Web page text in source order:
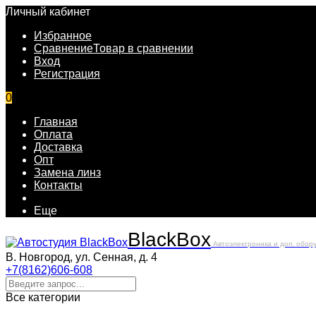
Личный кабинет
Избранное
СравнениеТовар в сравнении
Вход
Регистрация
0
Главная
Оплата
Доставка
Опт
Замена линз
Контакты
Еще
BlackBox Автоэлектроника и доп.
В. Новгород, ул. Сенная, д. 4
+7(8162)606-608
Все категории